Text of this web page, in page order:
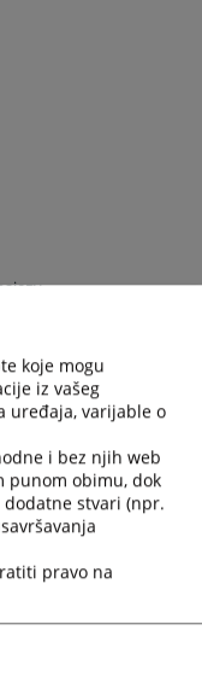
и Херцеговине:
koje mogu
iz vašeg
uređaja, varijable o
i bez njih web
punom obimu, dok
stvari (npr.
pravo na